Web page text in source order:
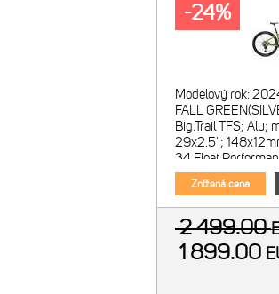
Modelový rok:
FALL
Big.Trail TFS; Alu;
29x2.5";
34 Float
140mm; kónický
Znížená cena
-24%
2 499.00
1 899.00